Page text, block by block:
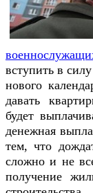
вступить в
нового
давать
будет
денежная
тем, что
сложно и не
получение